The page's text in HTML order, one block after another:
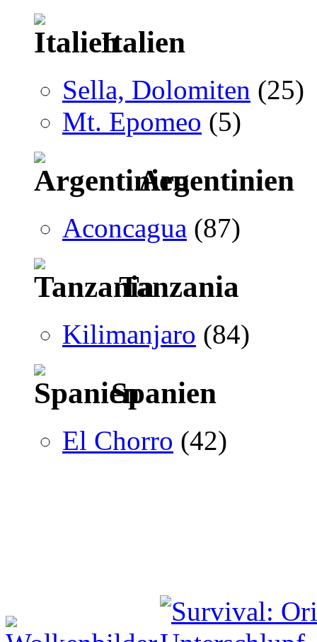
Italien
Sella, Dolomiten (25)
Mt. Epomeo (5)
Argentinien
Aconcagua (87)
Tanzania
Kilimanjaro (84)
Spanien
El Chorro (42)